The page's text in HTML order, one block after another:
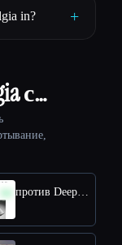
in? +
с…
против Deep Nostalgia AI